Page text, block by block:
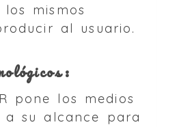
mismos
al usuario.
pone los medios
a su alcance para